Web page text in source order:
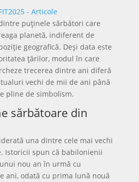
puținele sărbători care
planetă, indiferent de
geografică. Deși data este
țărilor, modul în care
trecerea dintre ani diferă
vechi de mii de ani până
pline de simbolism.
sărbătoare din
una dintre cele mai vechi
Istoricii spun că babilonienii
nou an în urmă cu
ani, odată cu prima lună nouă